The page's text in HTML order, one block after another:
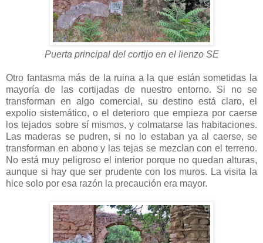
Puerta principal del cortijo en el lienzo SE
Otro fantasma más de la ruina a la que están sometidas la
mayoría de las cortijadas de nuestro entorno. Si no se
transforman en algo comercial, su destino está claro, el
expolio sistemático, o el deterioro que empieza por caerse
los tejados sobre sí mismos, y colmatarse las habitaciones.
Las maderas se pudren, si no lo estaban ya al caerse, se
transforman en abono y las tejas se mezclan con el terreno.
No está muy peligroso el interior porque no quedan alturas,
aunque si hay que ser prudente con los muros. La visita la
hice solo por esa razón la precaución era mayor.